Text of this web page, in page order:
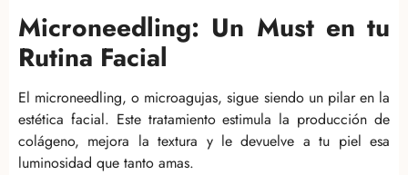
Microneedling: Un Must en tu
Rutina Facial
El microneedling, o microagujas, sigue siendo un pilar en la
estética facial. Este tratamiento estimula la producción de
colágeno, mejora la textura y le devuelve a tu piel esa
luminosidad que tanto amas.